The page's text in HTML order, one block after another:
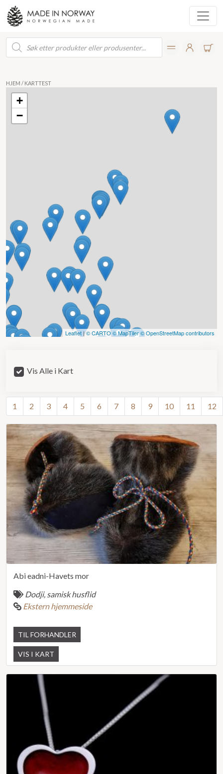
Products
search
HJEM / KARTTEST
+
−
Leaflet |© CARTO© MapTiler© OpenStreetMap contributors
Vis Alle i Kart
1 2 3 4 5 6 7 8 9 10 11 12
Abi eadni-Havets mor
Dodji, samisk husflid
Ekstern hjemmeside
TIL FORHANDLER
VIS I KART